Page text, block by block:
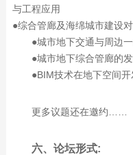
与工程应用
●综合管廊及海绵城市建设
●城市地下交通与周边
●城市地下综合管廊的
●BIM技术在地下空间
更多议题还在邀约……
六、论坛形式: